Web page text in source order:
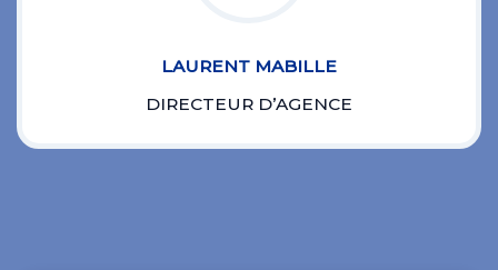
LAURENT MABILLE
DIRECTEUR D’AGENCE